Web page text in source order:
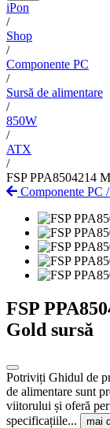
iPon
/
Shop
/
Componente PC
/
Sursă de alimentare
/
850W
/
ATX
/
FSP PPA8504214
Componente PC /
FSP
Gold sursă
Potriviți Ghidul de
de alimentare sunt
viitorului și oferă
specificațiile...
mai